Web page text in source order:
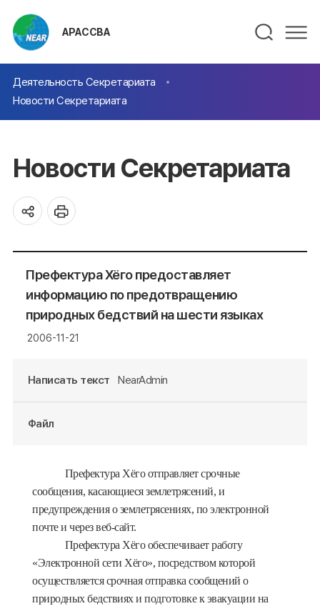
АРАССВА
Деятельность Секретариата
Новости Секретариата
Новости Секретариата
Префектура Хёго предоставляет
информацию по предотвращению
природных бедствий на шести языках
2006-11-21
Написать текст NearAdmin
Файл
Префектура Хёго отправляет срочные
сообщения, касающиеся землетрясений, и
предупреждения о землетрясениях, по электронной
почте и через веб-сайт.
Префектура Хёго обеспечивает работу
«Электронной сети Хёго», посредством которой
осуществляется срочная отправка сообщений о
природных бедствиях и подготовке к эвакуации на